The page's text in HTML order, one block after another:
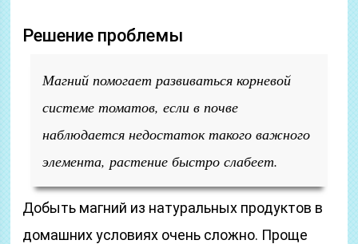
Решение проблемы
Магний помогает развиваться корневой
системе томатов, если в почве
наблюдается недостаток такого важного
элемента, растение быстро слабеет.
Добыть магний из натуральных продуктов в
домашних условиях очень сложно. Проще